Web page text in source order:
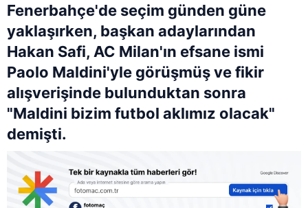
Fenerbahçe'de seçim günden güne
yaklaşırken, başkan adaylarından
Hakan Safi, AC Milan'ın efsane ismi
Paolo Maldini'yle görüşmüş ve fikir
alışverişinde bulunduktan sonra
"Maldini bizim futbol aklımız olacak"
demişti.